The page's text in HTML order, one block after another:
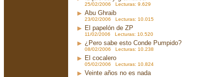
25/02/2006 Lecturas: 9.629
Abu Ghraib
23/02/2006 Lecturas: 10.015
El papelón de ZP
11/02/2006 Lecturas: 10.520
¿Pero sabe esto Conde Pumpido?
08/02/2006 Lecturas: 10.238
El cocalero
05/02/2006 Lecturas: 10.824
Veinte años no es nada